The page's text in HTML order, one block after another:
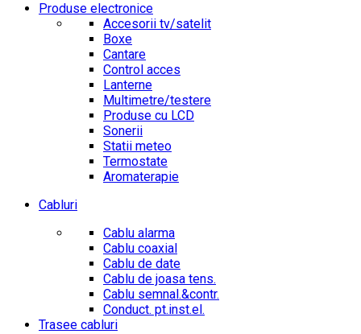
Produse electronice
Accesorii tv/satelit
Boxe
Cantare
Control acces
Lanterne
Multimetre/testere
Produse cu LCD
Sonerii
Statii meteo
Termostate
Aromaterapie
Cabluri
Cablu alarma
Cablu coaxial
Cablu de date
Cablu de joasa tens.
Cablu semnal.&contr.
Conduct. pt.inst.el.
Trasee cabluri